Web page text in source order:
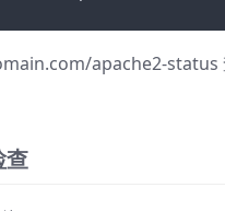
apache2-status
查